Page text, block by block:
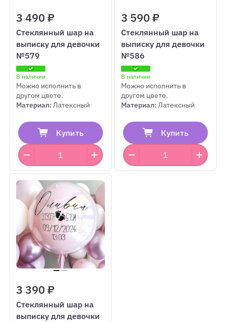
3 490 ₽
Стеклянный шар на
выписку для девочки
№579
В наличии
Можно исполнить в
другом цвете.
Материал:Латексный
Купить
3 590 ₽
Стеклянный шар на
выписку для девочки
№586
В наличии
Можно исполнить в
другом цвете.
Материал:Латексный
Купить
3 390 ₽
Стеклянный шар на
выписку для девочки